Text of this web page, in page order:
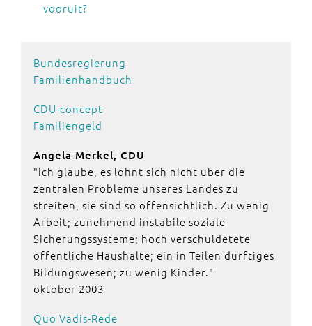
vooruit?
Bundesregierung
Familienhandbuch
CDU-concept
Familiengeld
Angela Merkel, CDU
"Ich glaube, es lohnt sich nicht uber die
zentralen Probleme unseres Landes zu
streiten, sie sind so offensichtlich. Zu wenig
Arbeit; zunehmend instabile soziale
Sicherungssysteme; hoch verschuldetete
öffentliche Haushalte; ein in Teilen dürftiges
Bildungswesen; zu wenig Kinder."
oktober 2003
Quo Vadis-Rede